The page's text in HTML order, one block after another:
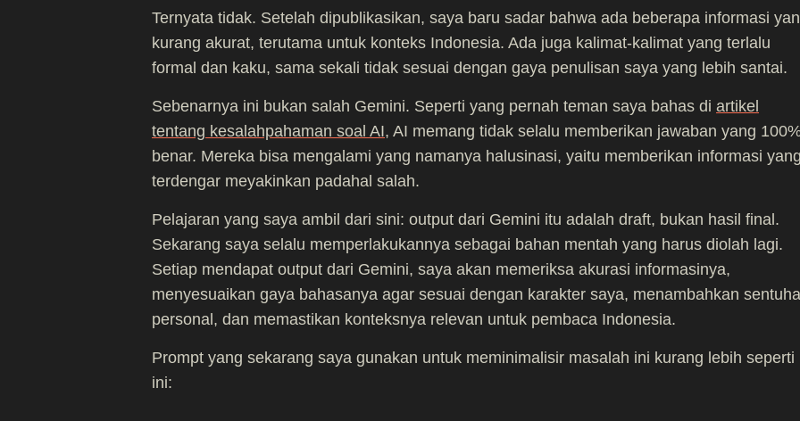
Ternyata tidak. Setelah dipublikasikan, saya baru sadar bahwa ada beberapa informasi
kurang akurat, terutama untuk konteks Indonesia. Ada juga kalimat-kalimat yang terlalu
formal dan kaku, sama sekali tidak sesuai dengan gaya penulisan saya yang lebih santai.
Sebenarnya ini bukan salah Gemini. Seperti yang pernah teman saya bahas di artikel
tentang kesalahpahaman soal AI, AI memang tidak selalu memberikan jawaban yang
benar. Mereka bisa mengalami yang namanya halusinasi, yaitu memberikan informasi
terdengar meyakinkan padahal salah.
Pelajaran yang saya ambil dari sini: output dari Gemini itu adalah draft, bukan hasil final.
Sekarang saya selalu memperlakukannya sebagai bahan mentah yang harus diolah lagi.
Setiap mendapat output dari Gemini, saya akan memeriksa akurasi informasinya,
menyesuaikan gaya bahasanya agar sesuai dengan karakter saya, menambahkan
personal, dan memastikan konteksnya relevan untuk pembaca Indonesia.
Prompt yang sekarang saya gunakan untuk meminimalisir masalah ini kurang lebih seperti
ini: